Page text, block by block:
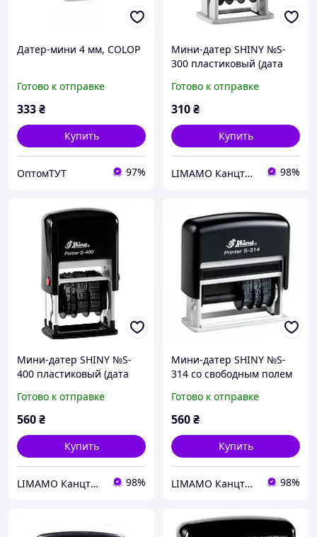
Датер-мини 4 мм, COLOP
Готово к отправке
333₴
Купить
ОптомТУТ 97%
Мини-датер SHINY №S-
300 пластиковый (дата
Готово к отправке
310₴
Купить
LIMAMO Канцтовари - вдохновенный простор для работи и обучения 98%
Мини-датер SHINY №S-
400 пластиковый (дата
Готово к отправке
560₴
Купить
LIMAMO Канцтовари - вдохновенный простор для работи и обучения 98%
Мини-датер SHINY №S-
314 со свободным полем
3мм
Готово к отправке
560₴
Купить
LIMAMO Канцтовари - вдохновенный простор для работи и обучения 98%